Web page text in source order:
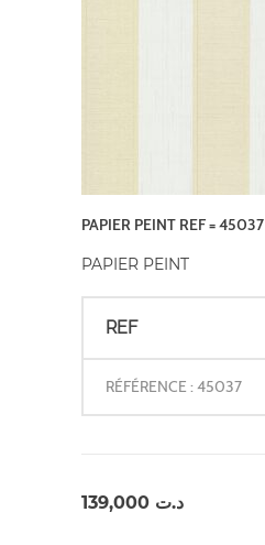
PAPIER PEINT REF = 45037
PAPIER PEINT
REF
RÉFÉRENCE : 45037
د.ت